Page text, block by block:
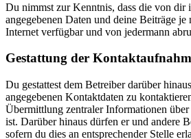
Du nimmst zur Kenntnis, dass die von dir
angegebenen Daten und deine Beiträge
Internet verfügbar und von jedermann
Gestattung der
Du gestattest dem Betreiber darüber
angegebenen Kontaktdaten zu
Übermittlung zentraler Informationen
ist. Darüber hinaus dürfen er und andere
sofern du dies an entsprechender Stelle